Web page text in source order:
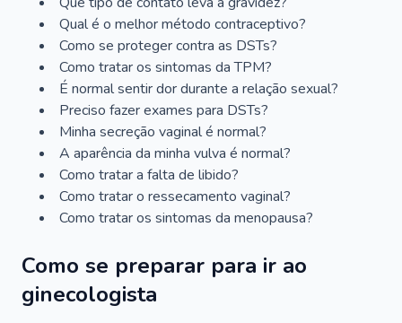
Qual é o melhor método contraceptivo?
Como se proteger contra as DSTs?
Como tratar os sintomas da TPM?
É normal sentir dor durante a relação sexual?
Preciso fazer exames para DSTs?
Minha secreção vaginal é normal?
A aparência da minha vulva é normal?
Como tratar a falta de libido?
Como tratar o ressecamento vaginal?
Como tratar os sintomas da menopausa?
Como se preparar para ir ao
ginecologista